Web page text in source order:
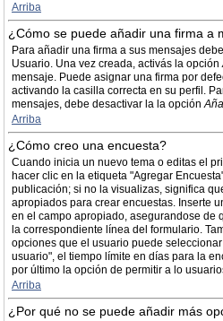
Arriba
¿Cómo se puede añadir una firma a
Para añadir una firma a sus mensajes
Usuario. Una vez creada, activás la opción
mensaje. Puede asignar una firma por
activando la casilla correcta en su perfil.
mensajes, debe desactivar la la opción
Arriba
¿Cómo creo una encuesta?
Cuando inicia un nuevo tema o editas el
hacer clic en la etiqueta "Agregar
publicación; si no la visualizas, significa
apropiados para crear encuestas. Inserte
en el campo apropiado, asegurandose de
la correspondiente línea del formulario.
opciones que el usuario puede
usuario", el tiempo límite en días para la
por último la opción de permitir a lo
Arriba
¿Por qué no se puede añadir más